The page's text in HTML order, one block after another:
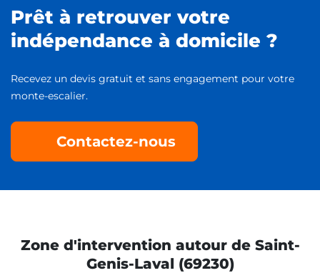
Prêt à retrouver votre
indépendance à domicile ?
Recevez un devis gratuit et sans engagement pour votre
monte-escalier.
Contactez-nous
Zone d'intervention autour de Saint-
Genis-Laval (69230)